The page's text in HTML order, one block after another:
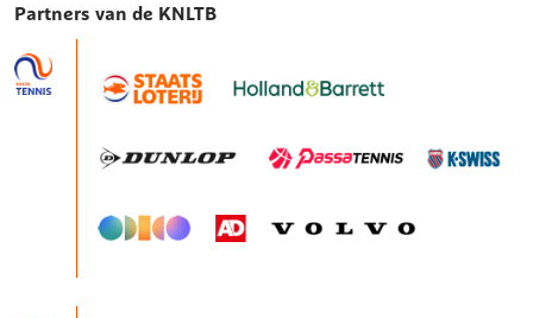
Partners van de KNLTB